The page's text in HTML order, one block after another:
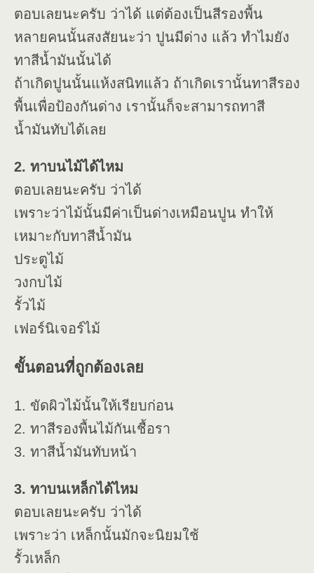
ตอบเลยนะครับ ว่าได้ แต่ต้องเป็นสีรองพื้น
หลายคนนั้นสงสัยนะว่า ปูนมีด่าง แล้ว ทำไมยัง
ทาสีน้ำมันนั้นได้
ถ้าเกิดปูนนั้นแห้งสนิทแล้ว ถ้าเกิดเรานั้นทาสีรอง
พื้นเพื่อป้องกันด่าง เรานั้นก็จะสามารถทาสี
น้ำมันทับได้เลย
2. ทาบนไม้ได้ไหม
ตอบเลยนะครับ ว่าได้
เพราะว่าไม้นั้นมีค่าเป็นด่างเหมือนปูน ทำให้
เหมาะกับทาสีน้ำมัน
ประตูไม้
วงกบไม้
รั้วไม้
เฟอร์นิเจอร์ไม้
ขั้นตอนที่ถูกต้องเลย
1. ขัดผิวไม้นั้นให้เรียบก่อน
2. ทาสีรองพื้นไม้กันเชื้อรา
3. ทาสีน้ำมันทับหน้า
3. ทาบนเหล็กได้ไหม
ตอบเลยนะครับ ว่าได้
เพราะว่า เหล็กนั้นมักจะนิยมใช้
รั้วเหล็ก